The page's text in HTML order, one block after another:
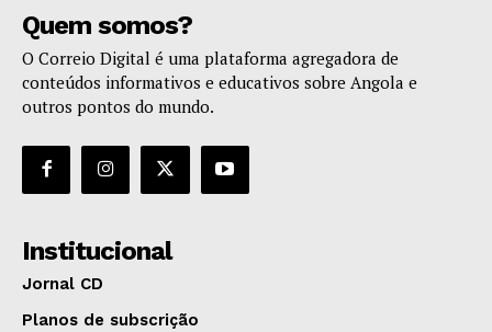
Quem somos?
O Correio Digital é uma plataforma agregadora de
conteúdos informativos e educativos sobre Angola e
outros pontos do mundo.
Institucional
Jornal CD
Planos de subscrição